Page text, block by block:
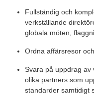
Fullständig och
verkställande
globala möten,
Ordna affärsresor
Svara på uppdrag av
olika partners som
standarder samtidigt